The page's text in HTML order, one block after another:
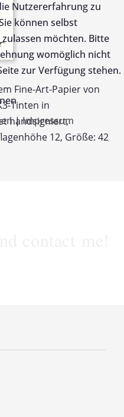
Fine-Art-Papier von
Tinten in
handsigniert,
12, Größe: 42
Nutzererfahrung zu
können selbst
möchten. Bitte
womöglich nicht
zur Verfügung stehen.
|Impressum